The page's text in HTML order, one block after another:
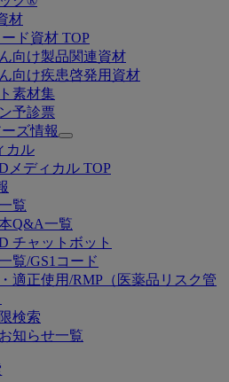
材
ド資材 TOP
向け製品関連資材
向け疾患啓発用資材
素材集
予診票
ズ情報
Open
カル
メディカル TOP
覧
Q&A一覧
チャットボット
覧/GS1コード
適正使用/RMP（医薬品リスク管
検索
知らせ一覧